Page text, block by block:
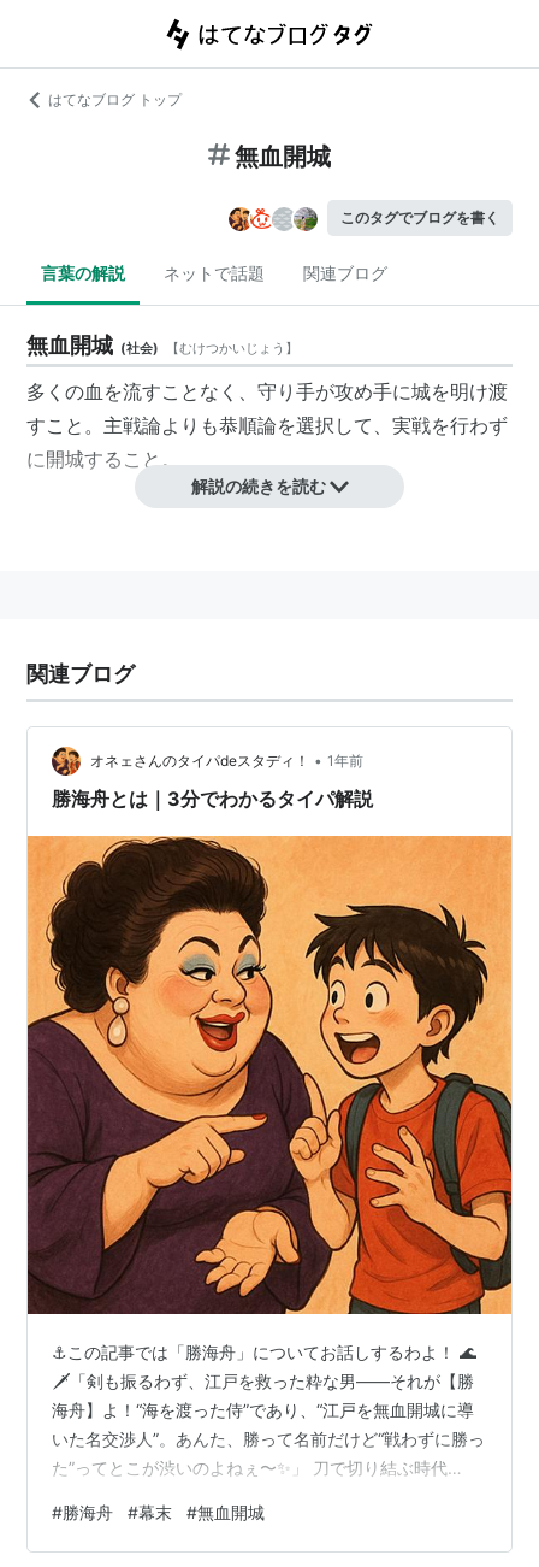
はてなブログ トップ
無血開城
このタグでブログを書く
言葉の解説 ネットで話題 関連ブログ
無血開城 (社会) 【むけつかいじょう 】
多くの血を流すことなく、守り手が攻め手に城を明け渡
すこと。 主戦論よりも恭順論を選択して、実戦を行わず
に開城すること。
解説の続きを読む
関連ブログ
オネェさんのタイパdeスタディ！ • 1年前
勝海舟とは｜3分でわかるタイパ解説
⚓この記事では「勝海舟」についてお話しするわよ！ 🌊
🗡「剣も振るわず、江戸を救った粋な男――それが【勝
海舟】よ！“海を渡った侍”であり、“江戸を無血開城に導
いた名交渉人”。あんた、勝って名前だけど“戦わずに勝っ
た”ってとこが渋いのよねぇ〜✨」 刀で切り結ぶ時代
軍事も外交も全部こなすオールラウンダー。いわば、幕
末の“マルチプレイヤー侍”なのよ！ 大人も子どもも楽し
#勝海舟 #幕末 #無血開城